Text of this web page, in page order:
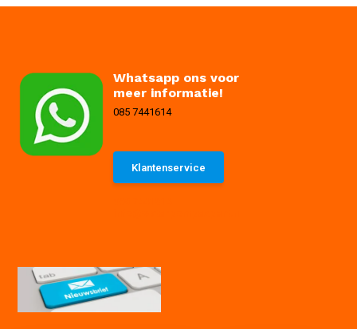
Whatsapp ons voor
meer informatie!
085 7441614
Klantenservice